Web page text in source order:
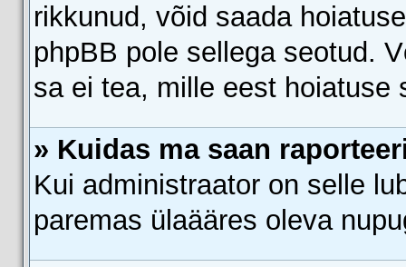
rikkunud, võid saada
phpBB pole sellega seotud.
sa ei tea, mille eest hoiatuse
» Kuidas ma saan
Kui administraator on selle
paremas ülaääres oleva